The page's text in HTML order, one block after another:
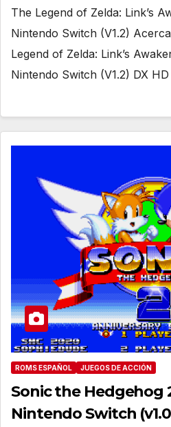
The Legend of Zelda: Link’s
Nintendo Switch (V1.2)
Legend of Zelda: Link’s
Nintendo Switch (V1.2) DX
ROMS ESPAÑOL JUEGOS DE ACCIÓN
Sonic the Hedgehog
Nintendo Switch